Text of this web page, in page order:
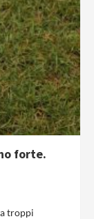
forte.
troppi